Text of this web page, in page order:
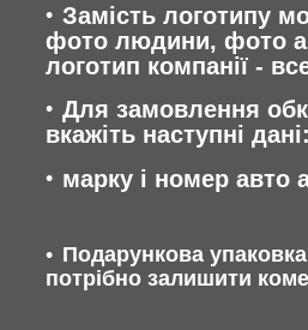
Замість логотипу
фото людини, фото
логотип компанії -
Для замовлення
вкажіть наступні дані:
марку і номер авто
Подарункова
потрібно залишити